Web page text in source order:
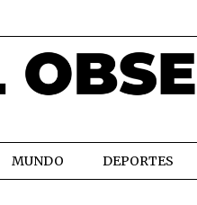
MUNDO DEPORTES